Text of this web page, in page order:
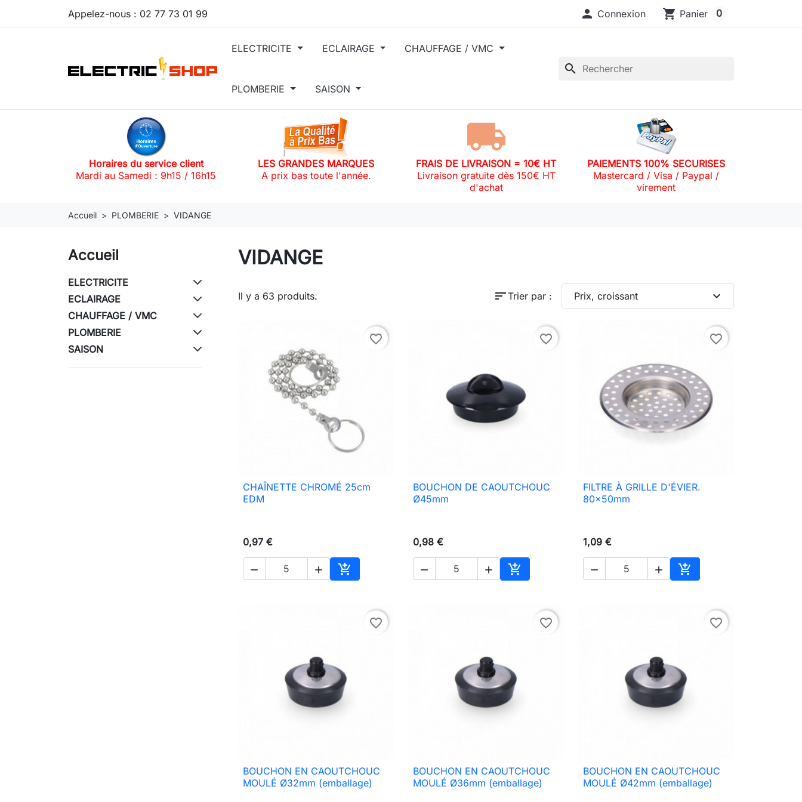
Appelez-nous : 02 77 73 01 99  Connexion shopping_cart Panier 0
ELECTRICITE ECLAIRAGE CHAUFFAGE / VMC
PLOMBERIE SAISON
search
Horaires du service client
Mardi au Samedi : 9h15 / 16h15
LES GRANDES MARQUES
A prix bas toute l'année.
FRAIS DE LIVRAISON = 10€ HT
Livraison gratuite dès 150€ HT
d'achat
PAIEMENTS 100% SECURISES
Mastercard / Visa / Paypal /
virement
Accueil PLOMBERIE VIDANGE
Accueil
ELECTRICITE
ECLAIRAGE
CHAUFFAGE / VMC
PLOMBERIE
SAISON
VIDANGE
Il y a 63 produits. sortTrier par : Prix, croissant expand_more
favorite_border
 Aperçu rapide
CHAÎNETTE CHROMÉ 25cm
EDM
0,97 €
  
Ajouter au panier
favorite_border
 Aperçu rapide
BOUCHON DE CAOUTCHOUC
Ø45mm
0,98 €
  
Ajouter au panier
favorite_border
 Aperçu rapide
FILTRE À GRILLE D'ÉVIER.
80x50mm
1,09 €
  
Ajouter au panier
favorite_border
 Aperçu rapide
BOUCHON EN CAOUTCHOUC
MOULÉ Ø32mm (emballage)
favorite_border
 Aperçu rapide
BOUCHON EN CAOUTCHOUC
MOULÉ Ø36mm (emballage)
favorite_border
 Aperçu rapide
BOUCHON EN CAOUTCHOUC
MOULÉ Ø42mm (emballage)